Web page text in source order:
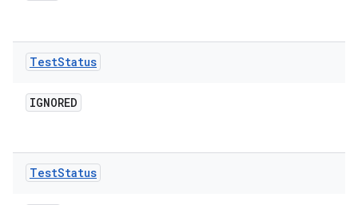
TestStatus
IGNORED
TestStatus